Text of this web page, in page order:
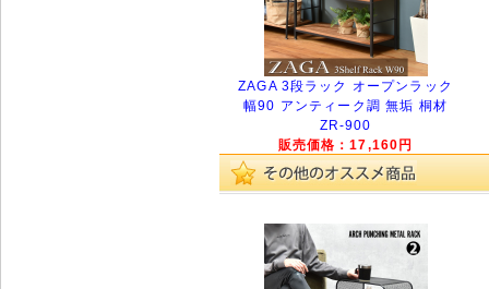
ZAGA 3段ラック オープンラック
幅90 アンティーク調 無垢 桐材
ZR-900
販売価格：17,160円